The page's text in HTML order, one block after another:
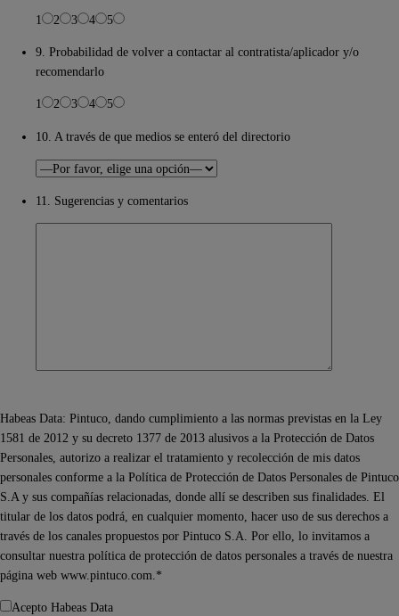
1 2 3 4 5
9. Probabilidad de volver a contactar al contratista/aplicador y/o
recomendarlo
1 2 3 4 5
10. A través de que medios se enteró del directorio
11. Sugerencias y comentarios
Habeas Data: Pintuco, dando cumplimiento a las normas previstas en la Ley
1581 de 2012 y su decreto 1377 de 2013 alusivos a la Protección de Datos
Personales, autorizo a realizar el tratamiento y recolección de mis datos
personales conforme a la Política de Protección de Datos Personales de Pintuco
S.A y sus compañías relacionadas, donde allí se describen sus finalidades. El
titular de los datos podrá, en cualquier momento, hacer uso de sus derechos a
través de los canales propuestos por Pintuco S.A. Por ello, lo invitamos a
consultar nuestra política de protección de datos personales a través de nuestra
página web www.pintuco.com.*
Acepto Habeas Data